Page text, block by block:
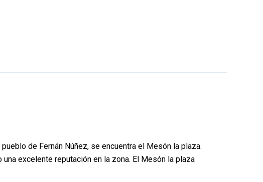
de Fernán Núñez, se encuentra el Mesón la plaza.
excelente reputación en la zona. El Mesón la plaza